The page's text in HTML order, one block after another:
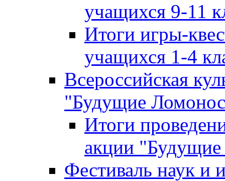
учащихся 9-11
Итоги игры-
учащихся 1-4
Всероссийская
"Будущие
Итоги
акции
Фестиваль наук и